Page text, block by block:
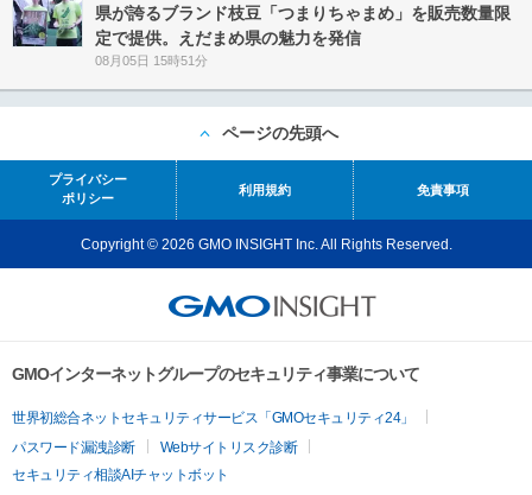
県が誇るブランド枝豆「つまりちゃまめ」を販売数量限
定で提供。えだまめ県の魅力を発信
08月05日 15時51分
ページの先頭へ
プライバシー
ポリシー
利用規約 免責事項
Copyright © 2026 GMO INSIGHT Inc. All Rights Reserved.
GMOインターネットグループのセキュリティ事業について
世界初総合ネットセキュリティサービス「GMOセキュリティ24」
パスワード漏洩診断
Webサイトリスク診断
セキュリティ相談AIチャットボット